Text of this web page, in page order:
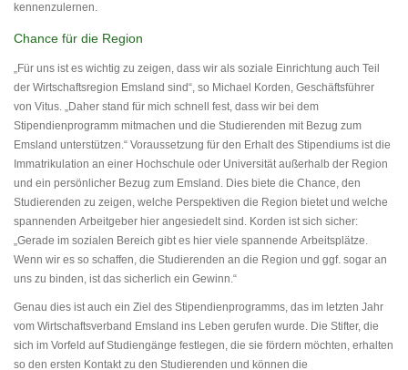
kennenzulernen.
Chance für die Region
„Für uns ist es wichtig zu zeigen, dass wir als soziale Einrichtung auch Teil
der Wirtschaftsregion Emsland sind“, so Michael Korden, Geschäftsführer
von Vitus. „Daher stand für mich schnell fest, dass wir bei dem
Stipendienprogramm mitmachen und die Studierenden mit Bezug zum
Emsland unterstützen.“ Voraussetzung für den Erhalt des Stipendiums ist die
Immatrikulation an einer Hochschule oder Universität außerhalb der Region
und ein persönlicher Bezug zum Emsland. Dies biete die Chance, den
Studierenden zu zeigen, welche Perspektiven die Region bietet und welche
spannenden Arbeitgeber hier angesiedelt sind. Korden ist sich sicher:
„Gerade im sozialen Bereich gibt es hier viele spannende Arbeitsplätze.
Wenn wir es so schaffen, die Studierenden an die Region und ggf. sogar an
uns zu binden, ist das sicherlich ein Gewinn.“
Genau dies ist auch ein Ziel des Stipendienprogramms, das im letzten Jahr
vom Wirtschaftsverband Emsland ins Leben gerufen wurde. Die Stifter, die
sich im Vorfeld auf Studiengänge festlegen, die sie fördern möchten, erhalten
so den ersten Kontakt zu den Studierenden und können die